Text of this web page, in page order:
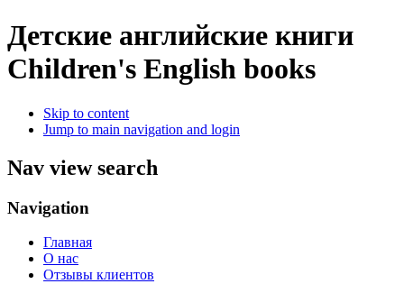
Детские английские книги
Children's English books
Skip to content
Jump to main navigation and login
Nav view search
Navigation
Главная
О нас
Отзывы клиентов